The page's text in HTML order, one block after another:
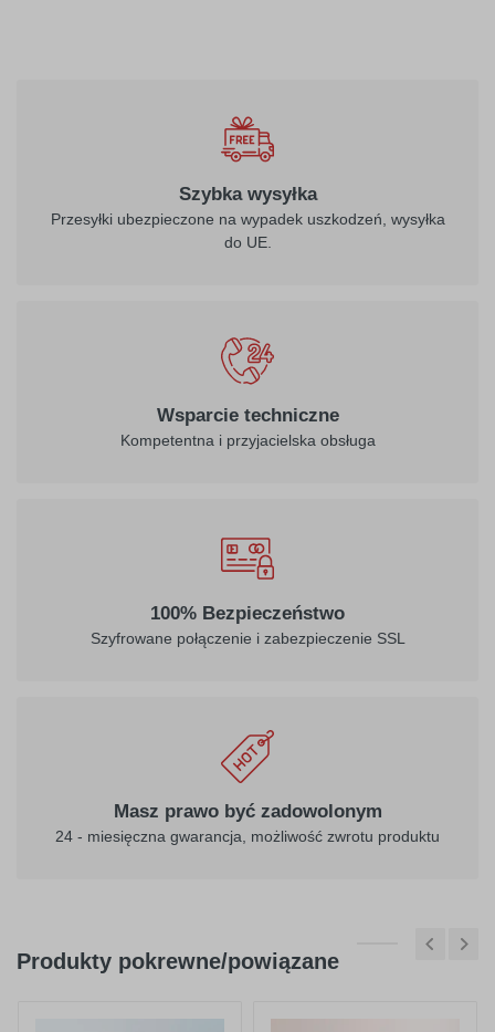
Szybka wysyłka
Przesyłki ubezpieczone na wypadek uszkodzeń, wysyłka
do UE.
Wsparcie techniczne
Kompetentna i przyjacielska obsługa
100% Bezpieczeństwo
Szyfrowane połączenie i zabezpieczenie SSL
Masz prawo być zadowolonym
24 - miesięczna gwarancja, możliwość zwrotu produktu
Produkty pokrewne/powiązane